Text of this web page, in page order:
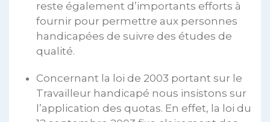
reste également d’importants efforts à
fournir pour permettre aux personnes
handicapées de suivre des études de
qualité.
Concernant la loi de 2003 portant sur le
Travailleur handicapé nous insistons sur
l’application des quotas. En effet, la loi du